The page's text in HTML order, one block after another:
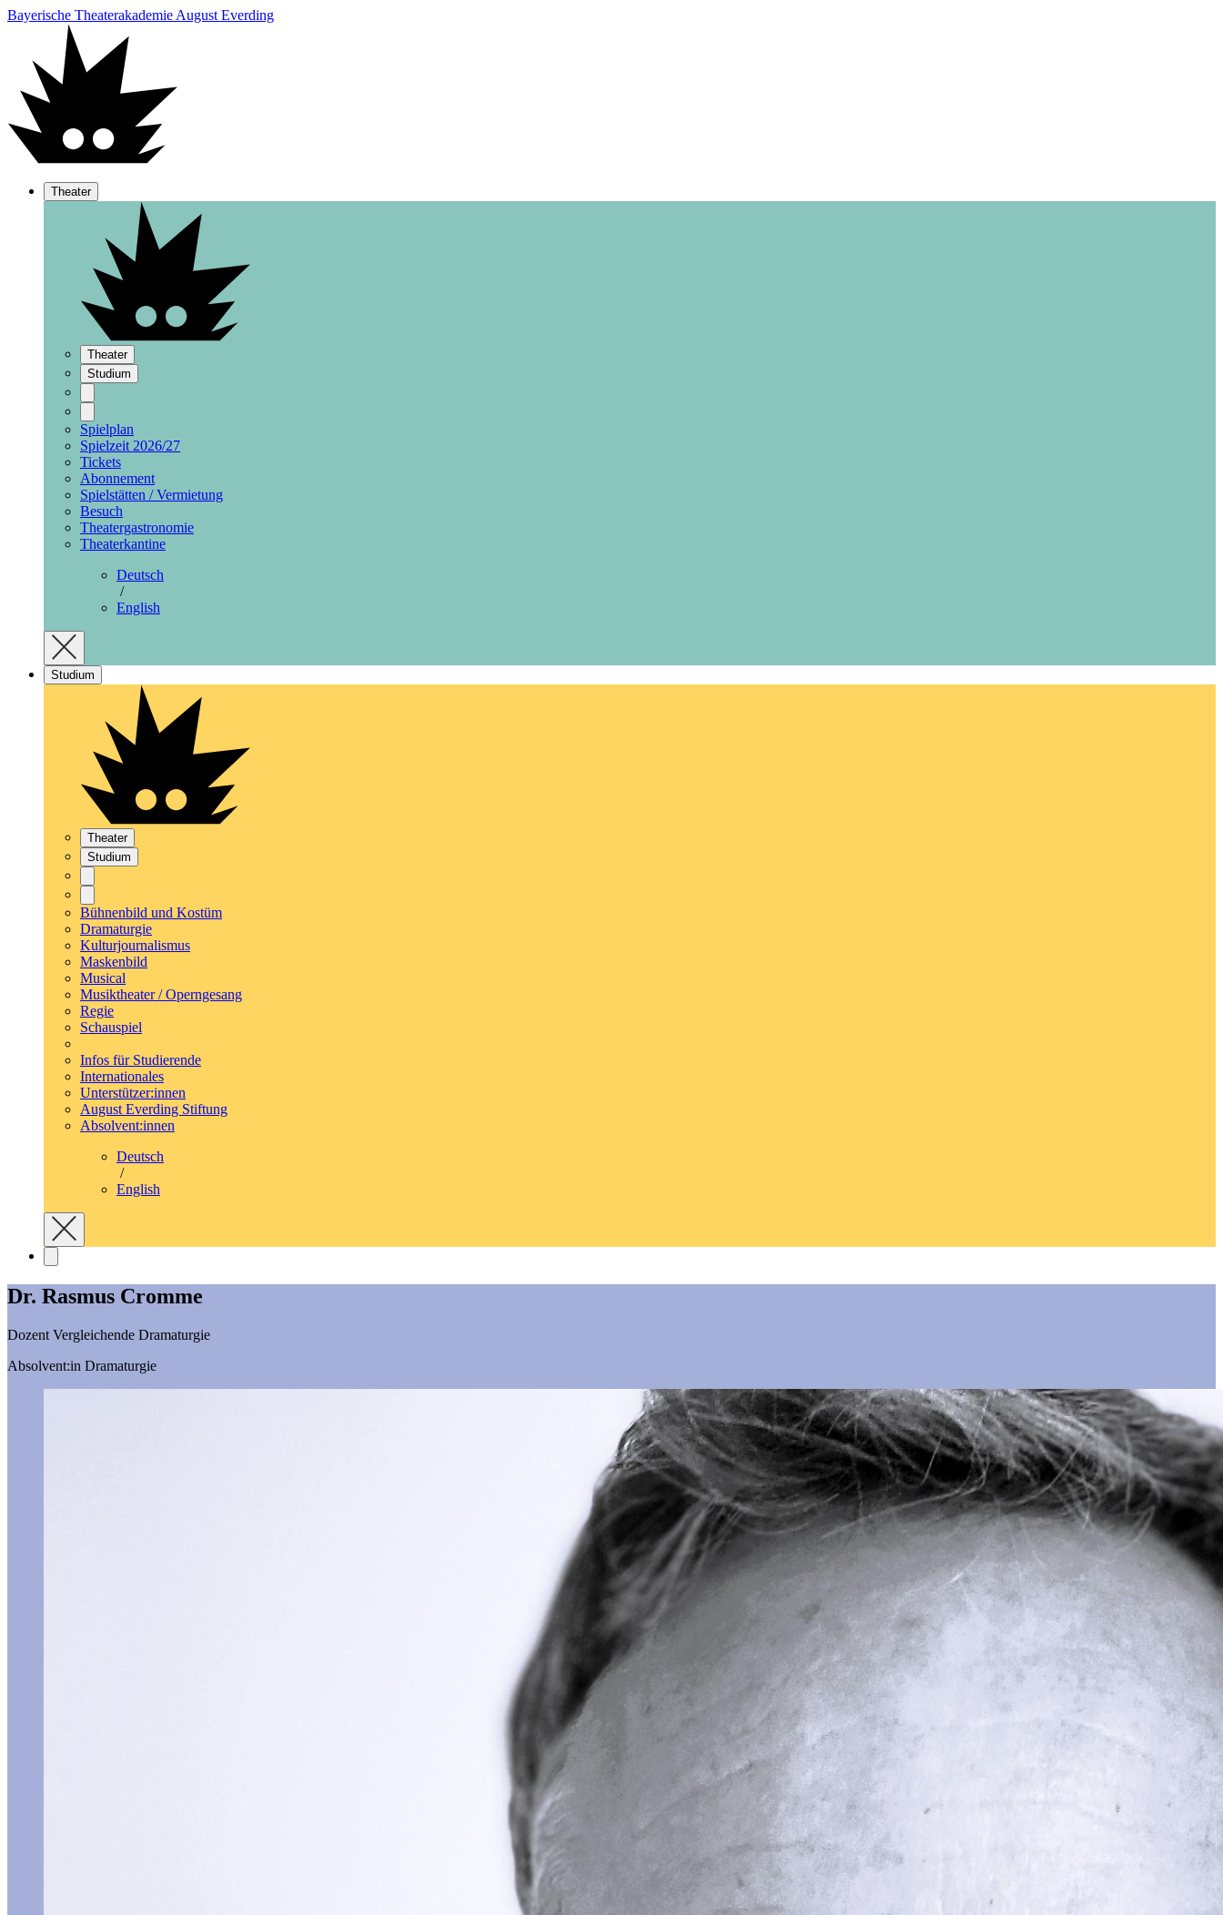
Bayerische Theaterakademie August Everding
Theater
Theater
Studium
Spielplan
Spielzeit 2026/27
Tickets
Abonnement
Spielstätten / Vermietung
Besuch
Theatergastronomie
Theaterkantine
Deutsch
/
English
Studium
Theater
Studium
Bühnenbild und Kostüm
Dramaturgie
Kulturjournalismus
Maskenbild
Musical
Musiktheater / Operngesang
Regie
Schauspiel
Infos für Studierende
Internationales
Unterstützer:innen
August Everding Stiftung
Absolvent:innen
Deutsch
/
English
Dr. Rasmus Cromme
Dozent Vergleichende Dramaturgie
Absolvent:in Dramaturgie